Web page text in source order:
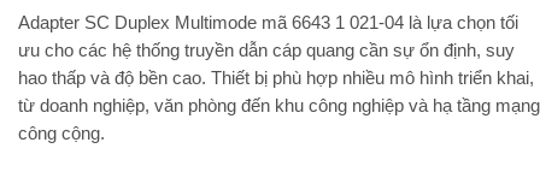
Adapter SC Duplex Multimode mã 6643 1 021-04 là lựa chọn tối
ưu cho các hệ thống truyền dẫn cáp quang cần sự ổn định, suy
hao thấp và độ bền cao. Thiết bị phù hợp nhiều mô hình triển khai,
từ doanh nghiệp, văn phòng đến khu công nghiệp và hạ tầng mạng
công cộng.